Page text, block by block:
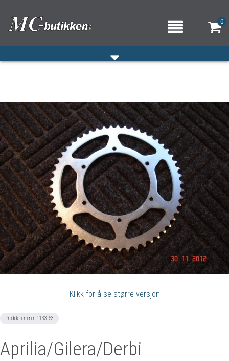
0
HJEM
VERKSTED
OM OSS/ÅPNINGSTIDER
KONTAKT OSS
Klikk for å se større versjon
Produktnummer:1133-53
Aprilia/Gilera/Derbi